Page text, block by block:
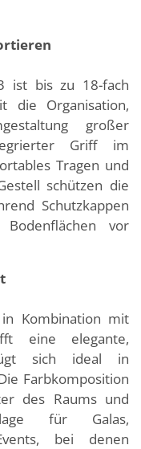
ist bis zu 18-fach
die Organisation,
großer
Griff im
Tragen und
schützen die
Schutzkappen
vor
Kombination mit
eine elegante,
sich ideal in
Farbkomposition
des Raums und
für Galas,
bei denen